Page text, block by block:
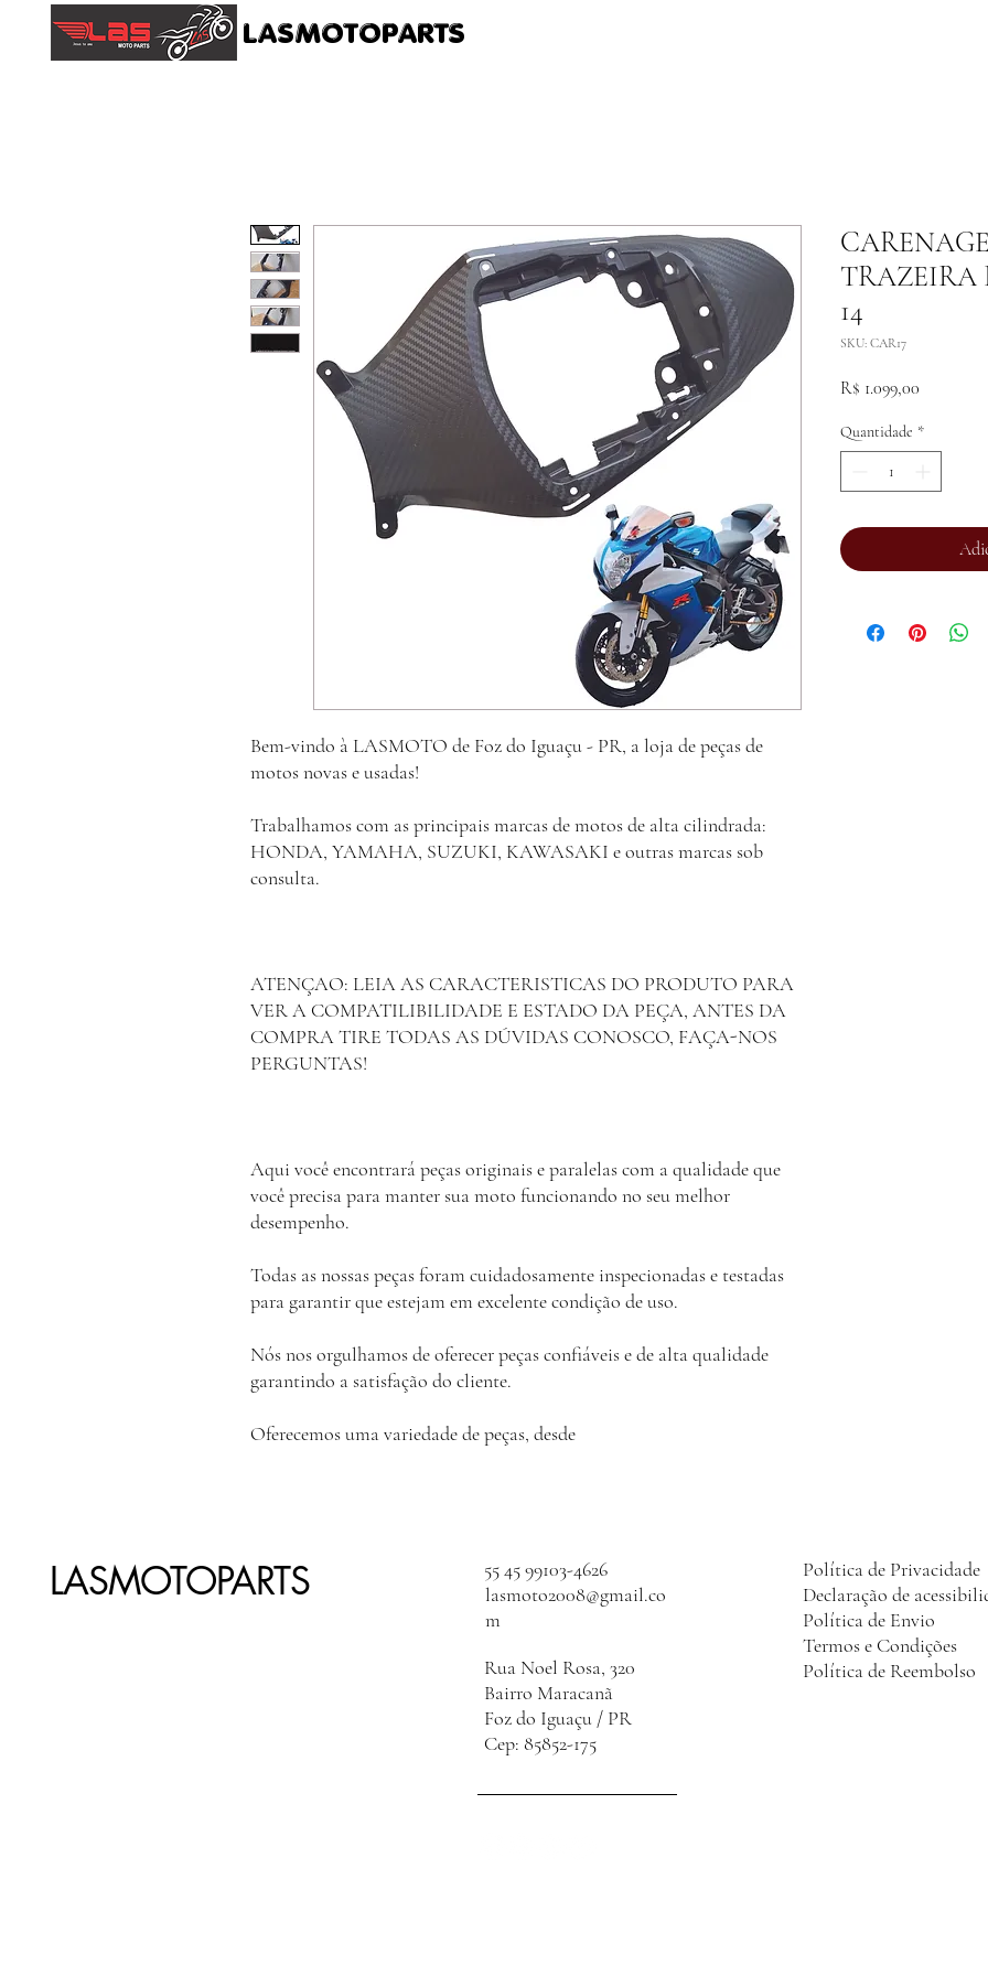
LASMOTOPARTS
Bem-vindo à LASMOTO de Foz do Iguaçu - PR, a loja de peças de
motos novas e usadas!
Trabalhamos com as principais marcas de motos de alta cilindrada:
HONDA, YAMAHA, SUZUKI, KAWASAKI e outras marcas sob
consulta.
ATENÇAO: LEIA AS CARACTERISTICAS DO PRODUTO PARA
VER A COMPATILIBILIDADE E ESTADO DA PEÇA, ANTES DA
COMPRA TIRE TODAS AS DÚVIDAS CONOSCO, FAÇA-NOS
PERGUNTAS!
Aqui você encontrará peças originais e paralelas com a qualidade que
você precisa para manter sua moto funcionando no seu melhor
desempenho.
Todas as nossas peças foram cuidadosamente inspecionadas e testadas
para garantir que estejam em excelente condição de uso.
Nós nos orgulhamos de oferecer peças confiáveis e de alta qualidade
garantindo a satisfação do cliente.
Oferecemos uma variedade de peças, desde
TRAZEIRA
14
SKU: CAR17
R$ 1.099,00
Quantidade *
LASMOTOPARTS
55 45 99103-4626
lasmoto2008@gmail.co
m
Rua Noel Rosa, 320
Bairro Maracanã
Foz do Iguaçu / PR
Cep: 85852-175
Política de Privacidade
Declaração de
Política de Envio
Termos e Condições
Política de Reembolso